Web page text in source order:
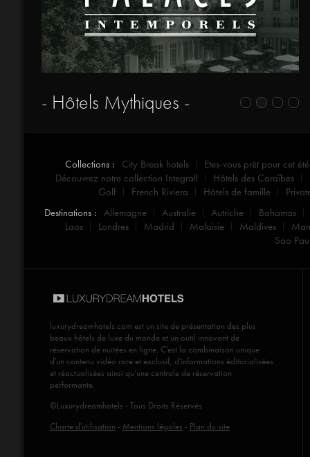
- Hôtels Mythiques -
Collections : City Break hotels
Etes-vous prêt pour cet été
Découvrez notre collection Integrall
Hôtels des Caraïbes
Golf
French Riviera Hôtels de famille
Destinations : Allemagne Australie Autriche
Bahamas
Laos
Londres Madrid Malaisie Maldives
Sao
luxurydreamhotels.com est un site de présentation des plus
beaux hôtels de luxe du monde et un outil innovant de
réservation de nuitées en ligne. C'est la combinaison unique
d'un contenu vidéo rare et exclusif, d'informations éditorialisées
et réactualisées ainsi qu’une centrale de réservation
performante.
©Luxurydreamhotels - Tous Droits Réservés
Charte d'utilisation - Mentions légales - Plan du site